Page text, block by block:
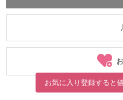
お気に入り登録すると